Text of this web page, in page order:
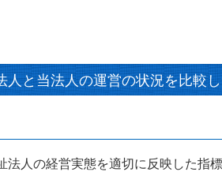
と当法人の運営の状況を比較
法人の経営実態を適切に反映した指